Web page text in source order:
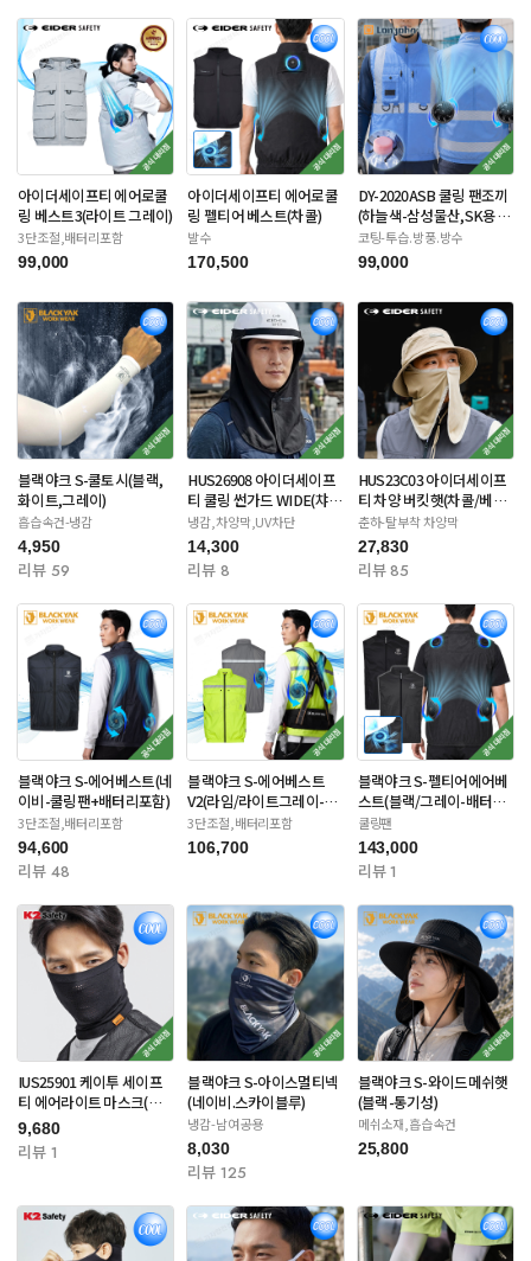
아이더세이프티 에어로쿨
링 베스트3(라이트 그레이)
3단조절,배터리포함
99,000
아이더세이프티 에어로쿨
링 펠티어 베스트(차콜)
발수
170,500
DY-2020ASB 쿨링 팬조끼
(하늘색-삼성물산,SK용)
배터리포함
코팅-투습.방풍.방수
99,000
블랙야크 S-쿨토시(블랙,
화이트,그레이)
흡습속건-냉감
4,950
리뷰 59
HUS26908 아이더세이프
티 쿨링 썬가드 WIDE(챠
콜/네이비)
냉감,차양막,UV차단
14,300
리뷰 8
HUS23C03 아이더세이프
티 차양 버킷햇(차콜/베이
지/라이트카키)
춘하-탈부착 차양막
27,830
리뷰 85
블랙야크 S-에어베스트(네
이비-쿨링팬+배터리포함)
3단조절,배터리포함
94,600
리뷰 48
블랙야크 S-에어베스트
V2(라임/라이트그레이-쿨
링팬) 배터리포함
3단조절,배터리포함
106,700
블랙야크 S-펠티어에어베
스트(블랙/그레이-배터리
별도)
쿨링팬
143,000
리뷰 1
IUS25901 케이투 세이프
티 에어라이트 마스크(블
랙/아이보리)
9,680
리뷰 1
블랙야크 S-아이스멀티넥
(네이비.스카이블루)
냉감-남여공용
8,030
리뷰 125
블랙야크 S-와이드메쉬햇
(블랙-통기성)
메쉬소재,흡습속건
25,800